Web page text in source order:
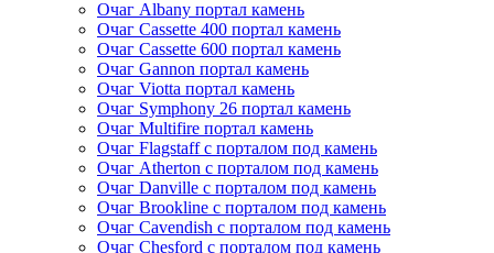
Очаг Albany портал камень
Очаг Cassette 400 портал камень
Очаг Cassette 600 портал камень
Очаг Gannon портал камень
Очаг Viotta портал камень
Очаг Symphony 26 портал камень
Очаг Multifire портал камень
Очаг Flagstaff с порталом под камень
Очаг Atherton с порталом под камень
Очаг Danville с порталом под камень
Очаг Brookline с порталом под камень
Очаг Cavendish с порталом под камень
Очаг Chesford с порталом под камень